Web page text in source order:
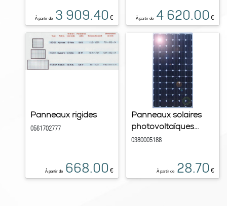
À partir de 3 909.40 € À partir de 4 620.00 €
Panneaux rigides
0561702777
À partir de 668.00 €
Panneaux solaires
photovoltaïques...
0380005188
À partir de 28.70 €